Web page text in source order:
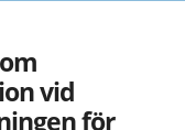
vid
för